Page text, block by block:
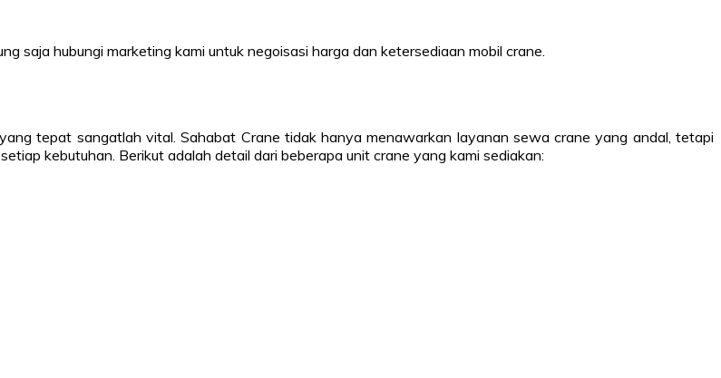
saja hubungi marketing kami untuk negoisasi harga dan ketersediaan mobil crane.
tepat sangatlah vital. Sahabat Crane tidak hanya menawarkan layanan sewa crane yang andal, tetapi
kebutuhan. Berikut adalah detail dari beberapa unit crane yang kami sediakan: